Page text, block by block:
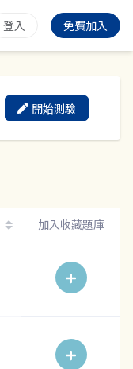
登入 免費加入
開始測驗
加入收藏題庫